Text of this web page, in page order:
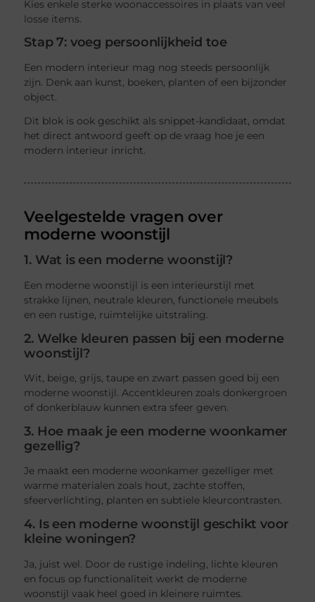
Kies enkele sterke woonaccessoires in plaats van veel
losse items.
Stap 7: voeg persoonlijkheid toe
Een modern interieur mag nog steeds persoonlijk
zijn. Denk aan kunst, boeken, planten of een bijzonder
object.
Dit blok is ook geschikt als snippet-kandidaat, omdat
het direct antwoord geeft op de vraag hoe je een
modern interieur inricht.
Veelgestelde vragen over
moderne woonstijl
1. Wat is een moderne woonstijl?
Een moderne woonstijl is een interieurstijl met
strakke lijnen, neutrale kleuren, functionele meubels
en een rustige, ruimtelijke uitstraling.
2. Welke kleuren passen bij een moderne
woonstijl?
Wit, beige, grijs, taupe en zwart passen goed bij een
moderne woonstijl. Accentkleuren zoals donkergroen
of donkerblauw kunnen extra sfeer geven.
3. Hoe maak je een moderne woonkamer
gezellig?
Je maakt een moderne woonkamer gezelliger met
warme materialen zoals hout, zachte stoffen,
sfeerverlichting, planten en subtiele kleurcontrasten.
4. Is een moderne woonstijl geschikt voor
kleine woningen?
Ja, juist wel. Door de rustige indeling, lichte kleuren
en focus op functionaliteit werkt de moderne
woonstijl vaak heel goed in kleinere ruimtes.